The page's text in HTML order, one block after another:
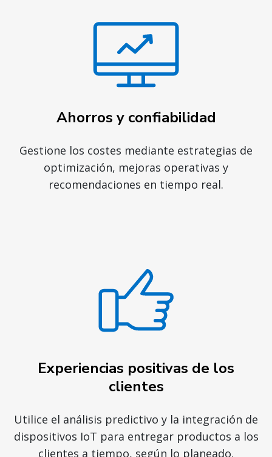
Ahorros y confiabilidad
Gestione los costes mediante estrategias de
optimización, mejoras operativas y
recomendaciones en tiempo real.
Experiencias positivas de los
clientes
Utilice el análisis predictivo y la integración de
dispositivos IoT para entregar productos a los
clientes a tiempo, según lo planeado.